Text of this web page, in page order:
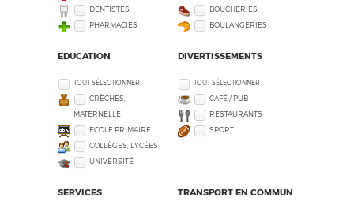
DENTISTES
PHARMACIES
BOUCHERIES
BOULANGERIES
EDUCATION
TOUT SÉLECTIONNER
CRÈCHES,
MATERNELLE
ECOLE PRIMAIRE
COLLÈGES, LYCÉES
UNIVERSITÉ
DIVERTISSEMENTS
TOUT SÉLECTIONNER
CAFÉ / PUB
RESTAURANTS
SPORT
SERVICES TRANSPORT EN COMMUN